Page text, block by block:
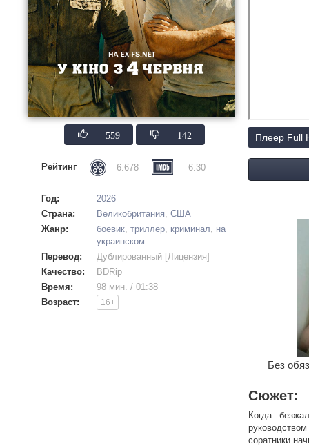
559 142
Рейтинг 6.678 6.30
Год:
2026
Страна:
Великобритания, США
Жанр:
боевик, триллер, криминал, на
украинском
Перевод:
Дублированный [Лицензия]
Качество:
BDRip
Время:
98 мин. / 01:38
Возраст:
16+
Плеер Full
Без
Сюжет:
Когда
соратники